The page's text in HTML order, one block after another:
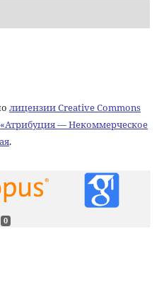
лицензии Creative Commons
— Некоммерческое
.
0